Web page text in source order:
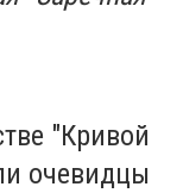
"Кривой
очевидцы